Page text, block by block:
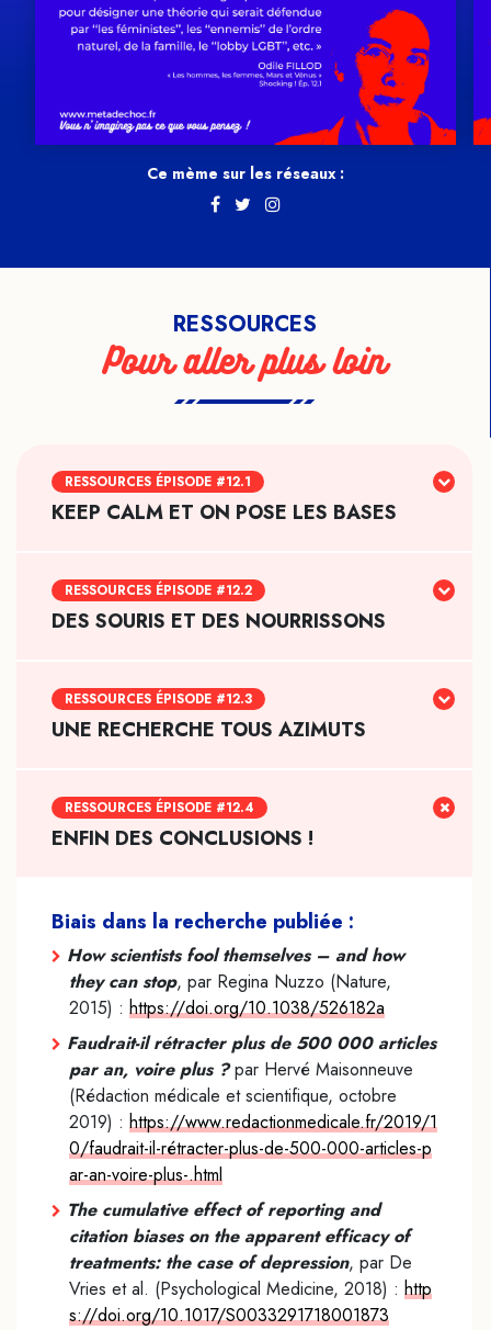
Ce mème sur les réseaux :
RESSOURCES
Pour aller plus loin
RESSOURCES ÉPISODE #12.1
KEEP CALM ET ON POSE LES BASES
RESSOURCES ÉPISODE #12.2
DES SOURIS ET DES NOURRISSONS
RESSOURCES ÉPISODE #12.3
UNE RECHERCHE TOUS AZIMUTS
RESSOURCES ÉPISODE #12.4
ENFIN DES CONCLUSIONS !
Biais dans la recherche publiée :
How scientists fool themselves – and how
they can stop, par Regina Nuzzo (Nature,
2015) : https://doi.org/10.1038/526182a
Faudrait-il rétracter plus de 500 000 articles
par an, voire plus ?par Hervé Maisonneuve
(Rédaction médicale et scientifique, octobre
2019) : https://www.redactionmedicale.fr/2019/1
0/faudrait-il-rétracter-plus-de-500-000-articles-p
ar-an-voire-plus-.html
The cumulative effect of reporting and
citation biases on the apparent efficacy of
treatments: the case of depression, par De
Vries et al. (Psychological Medicine, 2018) : http
s://doi.org/10.1017/S0033291718001873